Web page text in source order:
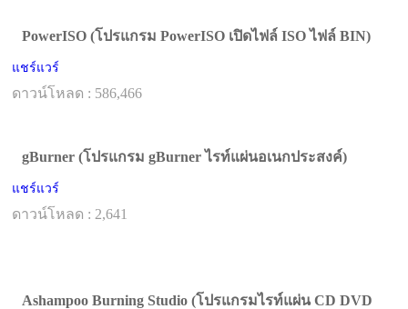
PowerISO (โปรแกรม PowerISO เปิดไฟล์ ISO ไฟล์ BIN)
แชร์แวร์
ดาวน์โหลด : 586,466
gBurner (โปรแกรม gBurner ไรท์แผ่นอเนกประสงค์)
แชร์แวร์
ดาวน์โหลด : 2,641
Ashampoo Burning Studio (โปรแกรมไรท์แผ่น CD DVD